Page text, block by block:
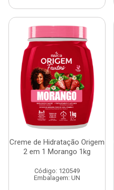
Creme de Hidratação Origem
2 em 1 Morango 1kg
Código: 120549
Embalagem: UN